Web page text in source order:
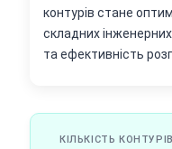
контурів стане
складних
та ефективність
КІЛЬКІСТЬ КОНТУРІВ